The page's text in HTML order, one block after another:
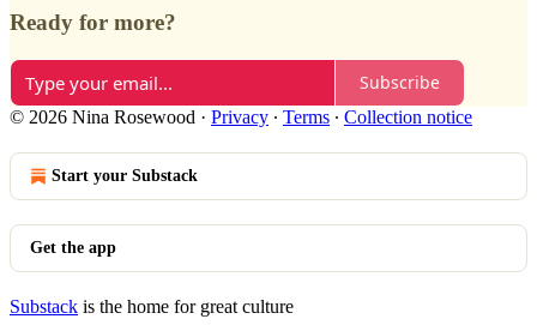
Ready for more?
Subscribe
© 2026 Nina Rosewood · Privacy ∙ Terms ∙ Collection notice
Start your Substack
Get the app
Substack is the home for great culture